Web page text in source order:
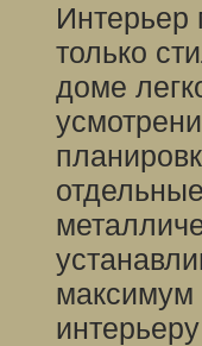
Интерьер
только
доме
максимум